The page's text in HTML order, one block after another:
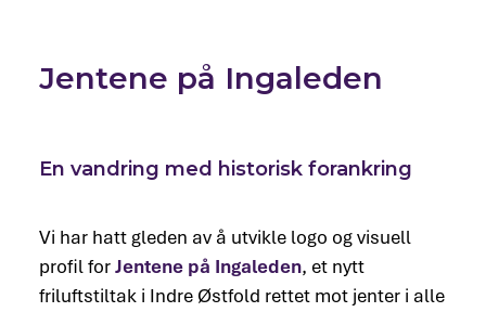
Jentene på Ingaleden
En vandring med historisk forankring
Vi har hatt gleden av å utvikle logo og visuell
profil forJentene på Ingaleden, et nytt
friluftstiltak i Indre Østfold rettet mot jenter i alle